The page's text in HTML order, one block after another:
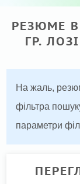
РЕЗЮМЕ
ГР.
На жаль,
фільтра
параметри